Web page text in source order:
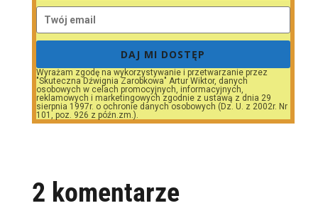
DAJ MI DOSTĘP
Wyrażam zgodę na wykorzystywanie i przetwarzanie przez
"Skuteczna Dźwignia Zarobkowa" Artur Wiktor, danych
osobowych w celach promocyjnych, informacyjnych,
reklamowych i marketingowych zgodnie z ustawą z dnia 29
sierpnia 1997r. o ochronie danych osobowych (Dz. U. z 2002r. Nr
101, poz. 926 z późn.zm.).
2 komentarze